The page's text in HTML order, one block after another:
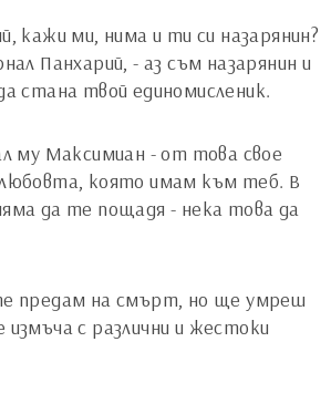
кажи ми, нима и ти си назарянин?
Панхарий, - аз съм назарянин и
стана твой единомисленик.
му Максимиан - от това свое
любовта, която имам към теб. В
да те пощадя - нека това да
предам на смърт, но ще умреш
с различни и жестоки